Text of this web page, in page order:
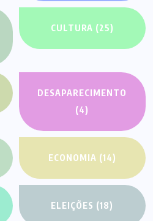
CULTURA (25)
DESAPARECIMENTO
(4)
ECONOMIA (14)
ELEIÇÕES (18)